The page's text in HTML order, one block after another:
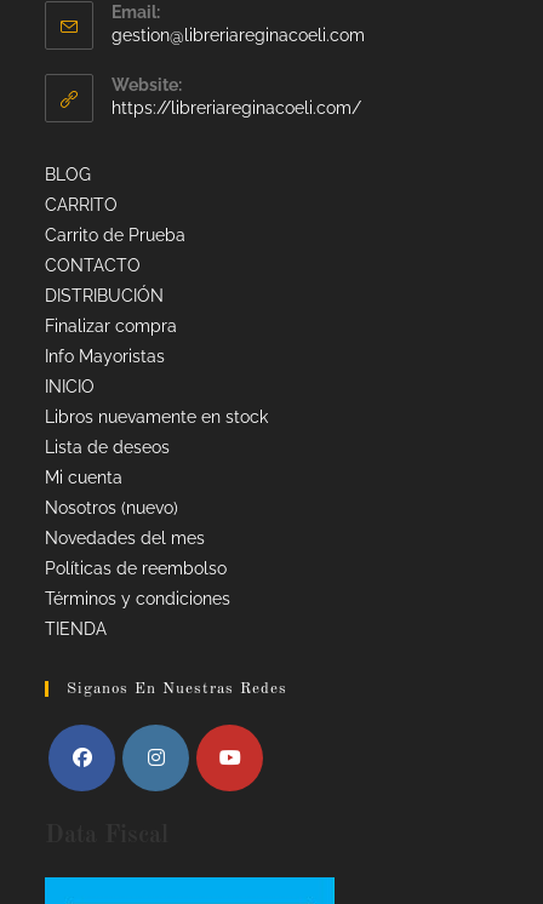
Email:
gestion@libreriareginacoeli.com
Website:
https://libreriareginacoeli.com/
BLOG
CARRITO
Carrito de Prueba
CONTACTO
DISTRIBUCIÓN
Finalizar compra
Info Mayoristas
INICIO
Libros nuevamente en stock
Lista de deseos
Mi cuenta
Nosotros (nuevo)
Novedades del mes
Políticas de reembolso
Términos y condiciones
TIENDA
Siganos En Nuestras Redes